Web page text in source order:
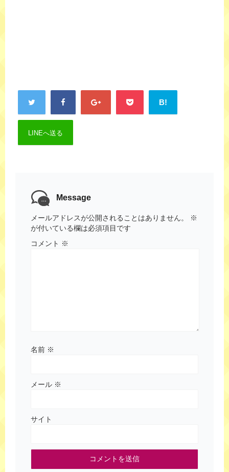
B!
LINEへ送る
Message
メールアドレスが公開されることはありません。
※
が付いている欄は必須項目です
コメント ※
名前 ※
メール ※
サイト